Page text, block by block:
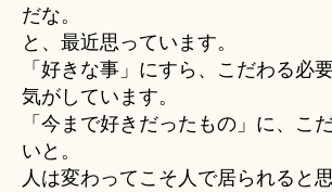
だな。
と、最近思っています。
「好きな事」にすら、こだわる必
気がしています。
「今まで好きだったもの」に、こ
いと。
人は変わってこそ人で居られると思